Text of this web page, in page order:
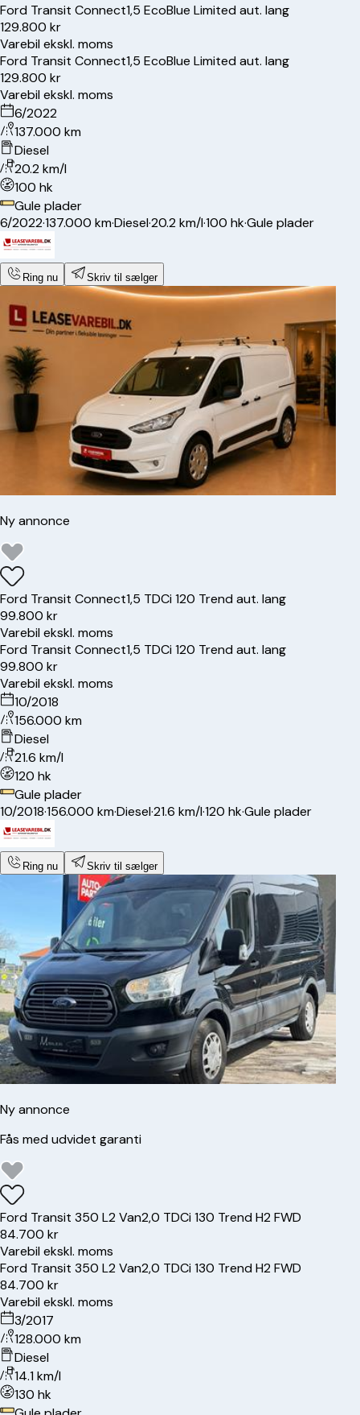
Ford Transit Connect1,5 EcoBlue Limited aut. lang
129.800 kr
Varebil ekskl. moms
Ford Transit Connect1,5 EcoBlue Limited aut. lang
129.800 kr
Varebil ekskl. moms
6/2022
137.000 km
Diesel
20.2 km/l
100 hk
Gule plader
6/2022·137.000 km·Diesel·20.2 km/l·100 hk·Gule plader
Ring nu Skriv til sælger
Ny annonce
Ford Transit Connect1,5 TDCi 120 Trend aut. lang
99.800 kr
Varebil ekskl. moms
Ford Transit Connect1,5 TDCi 120 Trend aut. lang
99.800 kr
Varebil ekskl. moms
10/2018
156.000 km
Diesel
21.6 km/l
120 hk
Gule plader
10/2018·156.000 km·Diesel·21.6 km/l·120 hk·Gule plader
Ring nu Skriv til sælger
Ny annonce
Fås med udvidet garanti
Ford Transit 350 L2 Van2,0 TDCi 130 Trend H2 FWD
84.700 kr
Varebil ekskl. moms
Ford Transit 350 L2 Van2,0 TDCi 130 Trend H2 FWD
84.700 kr
Varebil ekskl. moms
3/2017
128.000 km
Diesel
14.1 km/l
130 hk